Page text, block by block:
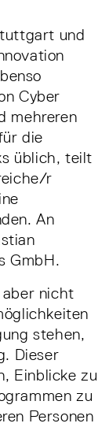
und
Cyber
mehreren
die
üblich, teilt
r
An
GmbH.
nicht
stehen,
Dieser
Einblicke zu
zu
Personen